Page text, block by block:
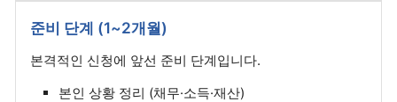
준비 단계 (1~2개월)
본격적인 신청에 앞선 준비 단계입니다.
본인 상황 정리 (채무·소득·재산)